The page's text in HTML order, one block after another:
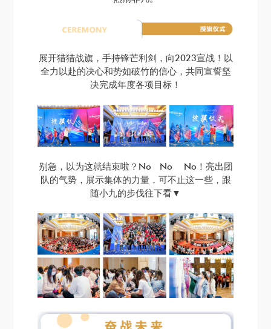
展开猎猎战旗，手持锋芒利剑，向2023宣战！以
全力以赴的决心和势如破竹的信心，共同宣誓坚
决完成年度各项目标！
别急，以为这就结束啦？No No No！ 亮出团
队的气势，展示集体的力量，可不止这一些，跟
随小九的步伐往下看▼